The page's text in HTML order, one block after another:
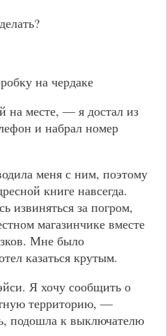
на чердаке
месте, — я достал из
и набрал номер
меня с ним, поэтому
книге навсегда.
извиняться за погром,
магазинчике вместе
Мне было
казаться крутым.
Я хочу сообщить о
территорию, —
подошла к выключателю